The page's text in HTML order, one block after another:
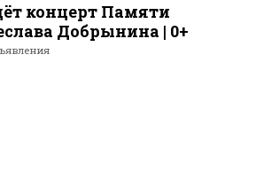
концерт Памяти
Добрынина | 0+